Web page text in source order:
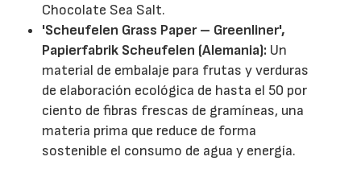
Chocolate Sea Salt.
'Scheufelen Grass Paper – Greenliner',
Papierfabrik Scheufelen (Alemania): Un
material de embalaje para frutas y verduras
de elaboración ecológica de hasta el 50 por
ciento de fibras frescas de gramíneas, una
materia prima que reduce de forma
sostenible el consumo de agua y energía.